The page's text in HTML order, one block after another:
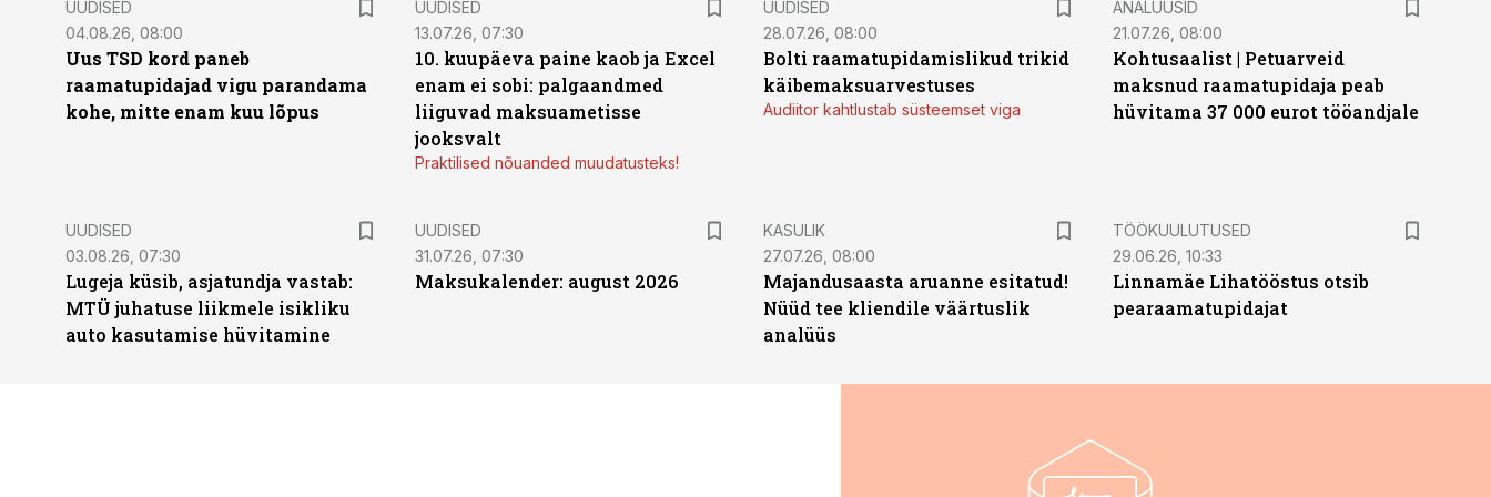
UUDISED
04.08.26, 08:00
Uus TSD kord paneb
raamatupidajad vigu parandama
kohe, mitte enam kuu lõpus
UUDISED
13.07.26, 07:30
10. kuupäeva paine kaob ja Excel
enam ei sobi: palgaandmed
liiguvad maksuametisse
jooksvalt
Praktilised nõuanded muudatusteks!
UUDISED
28.07.26, 08:00
Bolti raamatupidamislikud trikid
käibemaksuarvestuses
Audiitor kahtlustab süsteemset viga
ANALÜÜSID
21.07.26, 08:00
Kohtusaalist | Petuarveid
maksnud raamatupidaja peab
hüvitama 37 000 eurot tööandjale
UUDISED
03.08.26, 07:30
Lugeja küsib, asjatundja vastab:
MTÜ juhatuse liikmele isikliku
auto kasutamise hüvitamine
UUDISED
31.07.26, 07:30
Maksukalender: august 2026
KASULIK
27.07.26, 08:00
Majandusaasta aruanne esitatud!
Nüüd tee kliendile väärtuslik
analüüs
ST
TÖÖKUULUTUSED
29.06.26, 10:33
Linnamäe Lihatööstus otsib
pearaamatupidajat